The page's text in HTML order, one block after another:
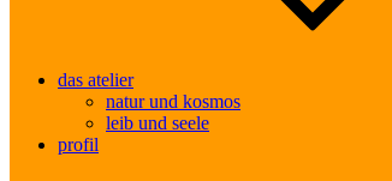
das atelier
natur und kosmos
leib und seele
profil